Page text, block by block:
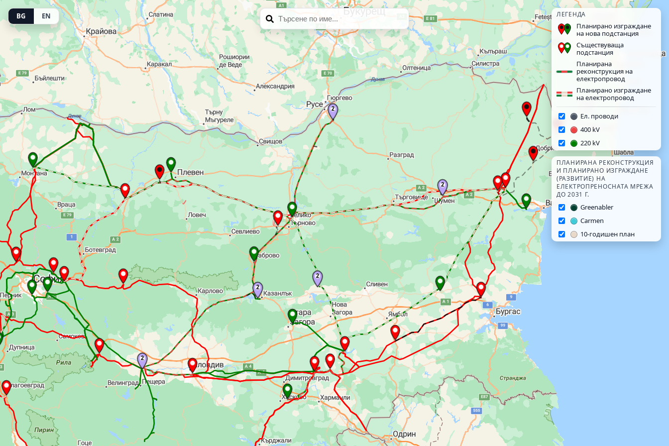
BG EN ЛЕГЕНДА
Планирано изграждане
на нова подстанция
Съществуваща
подстанция
Планирана
реконструкция на
електропровод
Планирано изграждане
на електропровод
Ел. проводи
400 kV
220 kV
ПЛАНИРАНА РЕКОНСТРУКЦИЯ
И ПЛАНИРАНО ИЗГРАЖДАНЕ
(РАЗВИТИЕ) НА
ЕЛЕКТРОПРЕНОСНАТА МРЕЖА
ДО 2031 Г.
Greenabler
Carmen
10-годишен план